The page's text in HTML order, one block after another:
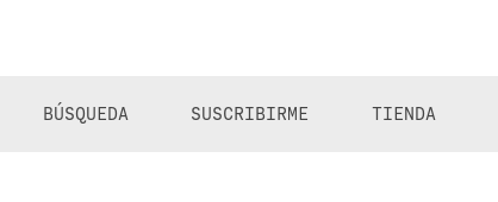
BÚSQUEDA SUSCRIBIRME TIENDA